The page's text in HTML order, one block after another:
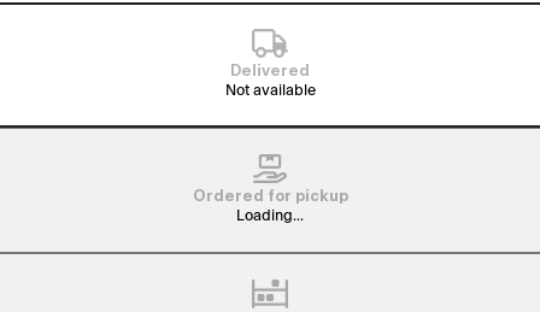
Delivered
Not available
Ordered for pickup
Loading...